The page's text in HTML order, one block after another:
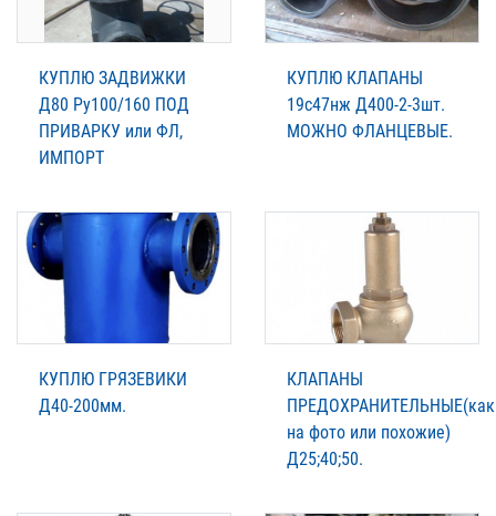
КУПЛЮ ЗАДВИЖКИ
Д80 Ру100/160 ПОД
ПРИВАРКУ или ФЛ,
ИМПОРТ
КУПЛЮ КЛАПАНЫ
19с47нж Д400-2-3шт.
МОЖНО ФЛАНЦЕВЫЕ.
КУПЛЮ ГРЯЗЕВИКИ
Д40-200мм.
КЛАПАНЫ
ПРЕДОХРАНИТЕЛЬНЫЕ(как
на фото или похожие)
Д25;40;50.